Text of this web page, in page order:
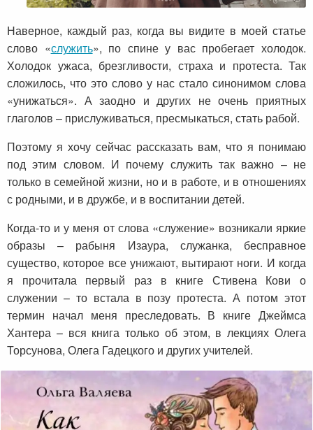
Наверное, каждый раз, когда вы видите в моей статье
слово «служить», по спине у вас пробегает холодок.
Холодок ужаса, брезгливости, страха и протеста. Так
сложилось, что это слово у нас стало синонимом слова
«унижаться». А заодно и других не очень приятных
глаголов – прислуживаться, пресмыкаться, стать рабой.
Поэтому я хочу сейчас рассказать вам, что я понимаю
под этим словом. И почему служить так важно – не
только в семейной жизни, но и в работе, и в отношениях
с родными, и в дружбе, и в воспитании детей.
Когда-то и у меня от слова «служение» возникали яркие
образы – рабыня Изаура, служанка, бесправное
существо, которое все унижают, вытирают ноги. И когда
я прочитала первый раз в книге Стивена Кови о
служении – то встала в позу протеста. А потом этот
термин начал меня преследовать. В книге Джеймса
Хантера – вся книга только об этом, в лекциях Олега
Торсунова, Олега Гадецкого и других учителей.